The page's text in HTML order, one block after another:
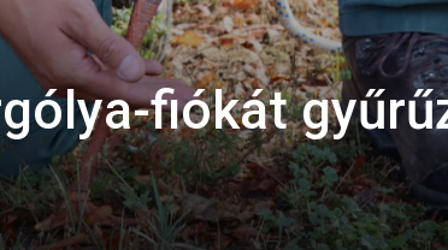
fiókát